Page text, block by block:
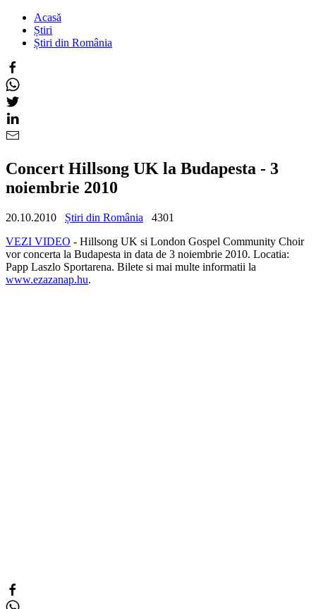
Acasă
Știri
Știri din România
Concert Hillsong UK la Budapesta - 3
noiembrie 2010
20.10.2010 Știri din România
4301
VEZI VIDEO - Hillsong UK si London Gospel Community Choir
vor concerta la Budapesta in data de 3 noiembrie 2010. Locatia:
Papp Laszlo Sportarena. Bilete si mai multe informatii la
www.ezazanap.hu.